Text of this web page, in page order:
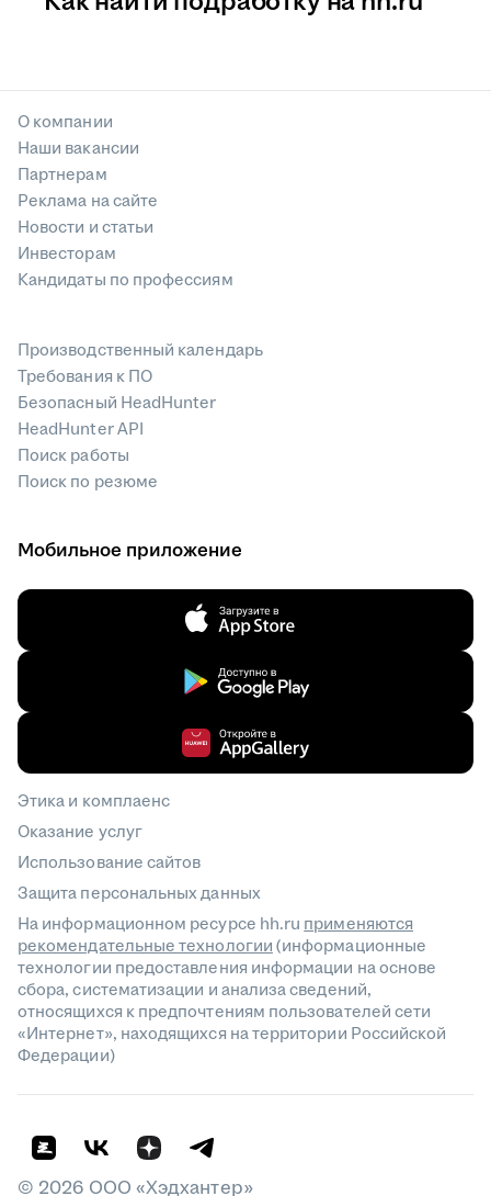
О компании
Наши вакансии
Партнерам
Реклама на сайте
Новости и статьи
Инвесторам
Кандидаты по профессиям
Производственный календарь
Требования к ПО
Безопасный HeadHunter
HeadHunter API
Поиск работы
Поиск по резюме
Мобильное приложение
Этика и комплаенс
Оказание услуг
Использование сайтов
Защита персональных данных
На информационном ресурсе hh.ru применяются
рекомендательные технологии(информационные
технологии предоставления информации на основе
сбора, систематизации и анализа сведений,
относящихся к предпочтениям пользователей сети
«Интернет», находящихся на территории Российской
Федерации)
© 2026 ООО «Хэдхантер»